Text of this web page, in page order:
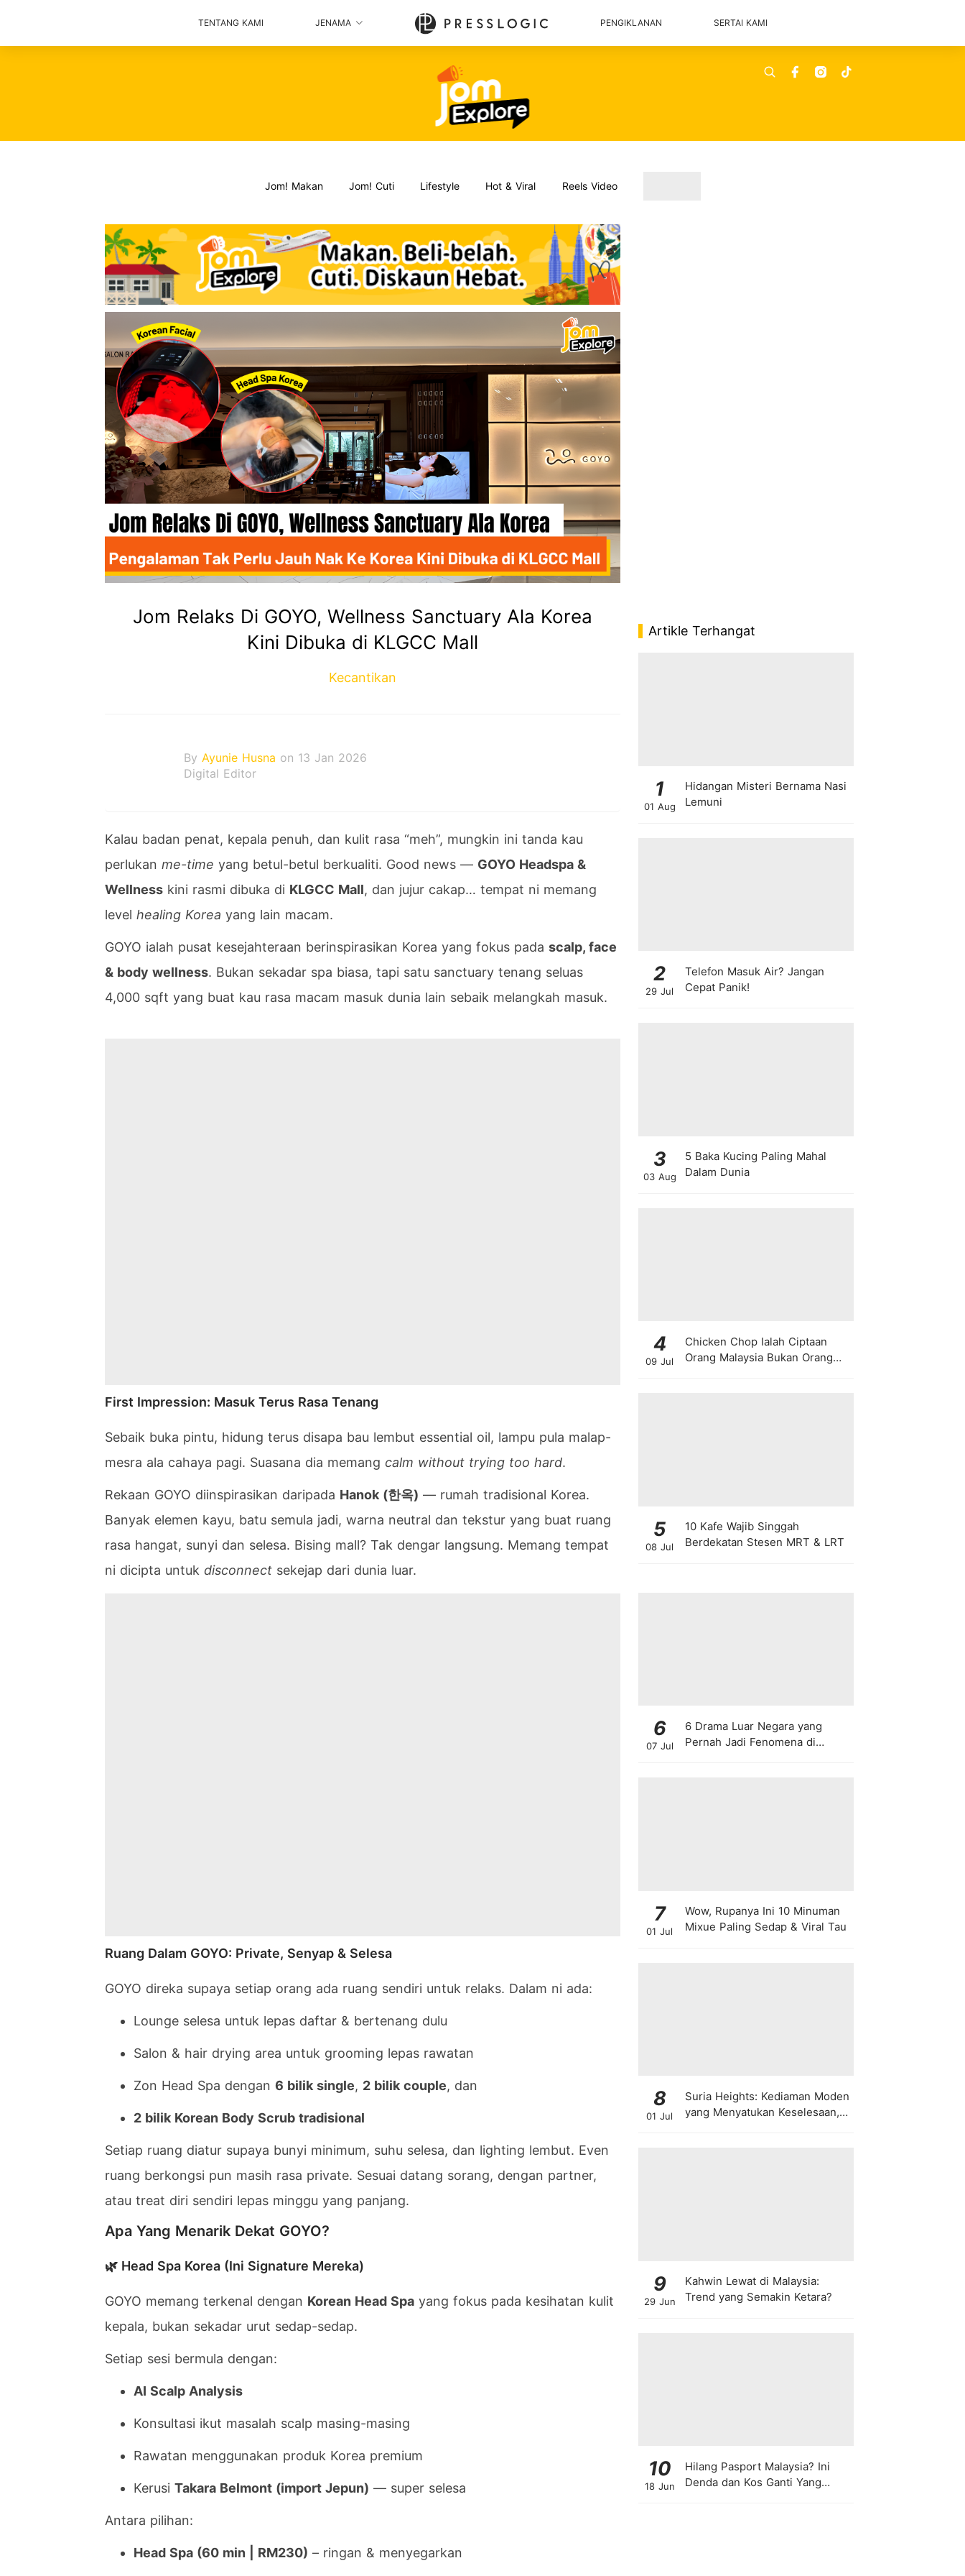
TENTANG KAMI JENAMA PENGIKLANAN SERTAI KAMI
Jom! Makan Jom! Cuti Lifestyle Hot & Viral Reels Video
Jom Relaks Di GOYO, Wellness Sanctuary Ala Korea
Kini Dibuka di KLGCC Mall
Kecantikan
By Ayunie Husna on 13 Jan 2026
Digital Editor
Kalau badan penat, kepala penuh, dan kulit rasa “meh”, mungkin ini tanda kau
perlukan me-time yang betul-betul berkualiti. Good news — GOYO Headspa &
Wellnesskini rasmi dibuka di KLGCC Mall, dan jujur cakap… tempat ni memang
level healing Korea yang lain macam.
GOYO ialah pusat kesejahteraan berinspirasikan Korea yang fokus pada scalp, face
& body wellness. Bukan sekadar spa biasa, tapi satu sanctuary tenang seluas
4,000 sqft yang buat kau rasa macam masuk dunia lain sebaik melangkah masuk.
First Impression: Masuk Terus Rasa Tenang
Sebaik buka pintu, hidung terus disapa bau lembut essential oil, lampu pula malap-
mesra ala cahaya pagi. Suasana dia memang calm without trying too hard.
Rekaan GOYO diinspirasikan daripada Hanok (한옥) — rumah tradisional Korea.
Banyak elemen kayu, batu semula jadi, warna neutral dan tekstur yang buat ruang
rasa hangat, sunyi dan selesa. Bising mall? Tak dengar langsung. Memang tempat
ni dicipta untuk disconnectsekejap dari dunia luar.
Ruang Dalam GOYO: Private, Senyap & Selesa
GOYO direka supaya setiap orang ada ruang sendiri untuk relaks. Dalam ni ada:
Lounge selesa untuk lepas daftar & bertenang dulu
Salon & hair drying area untuk grooming lepas rawatan
Zon Head Spa dengan 6 bilik single, 2 bilik couple, dan
2 bilik Korean Body Scrub tradisional
Setiap ruang diatur supaya bunyi minimum, suhu selesa, dan lighting lembut. Even
ruang berkongsi pun masih rasa private. Sesuai datang sorang, dengan partner,
atau treat diri sendiri lepas minggu yang panjang.
Apa Yang Menarik Dekat GOYO?
🌿 Head Spa Korea (Ini Signature Mereka)
GOYO memang terkenal dengan Korean Head Spayang fokus pada kesihatan kulit
kepala, bukan sekadar urut sedap-sedap.
Setiap sesi bermula dengan:
AI Scalp Analysis
Konsultasi ikut masalah scalp masing-masing
Rawatan menggunakan produk Korea premium
Kerusi Takara Belmont (import Jepun) — super selesa
Antara pilihan:
Head Spa (60 min | RM230) – ringan & menyegarkan
Artikle Terhangat
1
01 Aug
Hidangan Misteri Bernama Nasi
Lemuni
2
29 Jul
Telefon Masuk Air? Jangan
Cepat Panik!
3
03 Aug
5 Baka Kucing Paling Mahal
Dalam Dunia
4
09 Jul
Chicken Chop Ialah Ciptaan
Orang Malaysia Bukan Orang
5
08 Jul
10 Kafe Wajib Singgah
Berdekatan Stesen MRT & LRT
6
07 Jul
6 Drama Luar Negara yang
Pernah Jadi Fenomena di
7
01 Jul
Wow, Rupanya Ini 10 Minuman
Mixue Paling Sedap & Viral Tau
8
01 Jul
Suria Heights: Kediaman Moden
yang Menyatukan Keselesaan,
9
29 Jun
Kahwin Lewat di Malaysia:
Trend yang Semakin Ketara?
10
18 Jun
Hilang Pasport Malaysia? Ini
Denda dan Kos Ganti Yang